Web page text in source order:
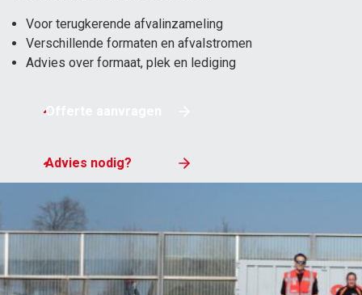
Offerte
Vestigingen Nieuws
Contact
Voor terugkerende afvalinzameling
Verschillende formaten en afvalstromen
Advies over formaat, plek en lediging
Offerte aanvragen
Advies nodig?